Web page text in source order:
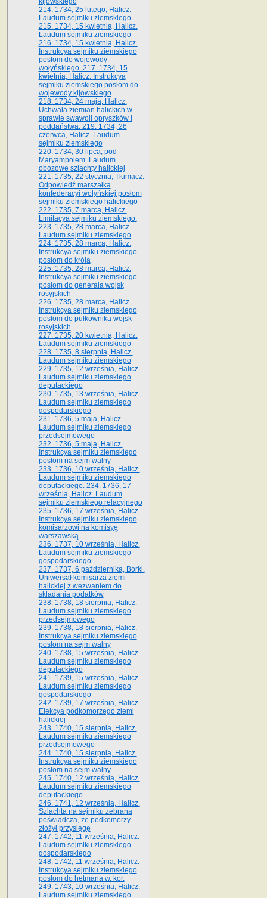
214. 1734, 25 lutego, Halicz.
Laudum sejmiku ziemskiego.
215. 1734, 15 kwietnia, Halicz.
Laudum sejmiku ziemskiego
216. 1734, 15 kwietnia, Halicz.
Instrukcya sejmiku ziemskiego
posłom do wojewody
wołyńskiego. 217. 1734, 15
kwietnia, Halicz. Instrukcya
sejmiku ziemskiego posłom do
wojewody kijowskiego
218. 1734, 24 maja, Halicz.
Uchwała ziemian halickich w
sprawie swawoli opryszków i
poddaństwa. 219. 1734, 26
czerwca, Halicz. Laudum
sejmiku ziemskiego
220. 1734, 30 lipca, pod
Maryampolem. Laudum
obozowe szlachty halickiej
221. 1735, 22 stycznia, Tłumacz.
Odpowiedź marszałka
konfederacyi wołyńskiej posłom
sejmiku ziemskiego halickiego
222. 1735, 7 marca, Halicz.
Limitacya sejmiku ziemskiego.
223. 1735, 28 marca, Halicz.
Laudum sejmiku ziemskiego
224. 1735, 28 marca, Halicz.
Instrukcya sejmiku ziemskiego
posłom do króla
225. 1735, 28 marca, Halicz.
Instrukcya sejmiku ziemskiego
posłom do generała wojsk
rosyjskich
226. 1735, 28 marca, Halicz.
Instrukcya sejmiku ziemskiego
posłom do pułkownika wojsk
rosyjskich
227. 1735, 20 kwietnia, Halicz.
Laudum sejmiku ziemskiego
228. 1735, 8 sierpnia, Halicz.
Laudum sejmiku ziemskiego
229. 1735, 12 września, Halicz.
Laudum sejmiku ziemskiego
deputackiego
230. 1735, 13 września, Halicz.
Laudum sejmiku ziemskiego
gospodarskiego
231. 1736, 5 maja, Halicz.
Laudum sejmiku ziemskiego
przedsejmowego
232. 1736, 5 maja, Halicz.
Instrukcya sejmiku ziemskiego
posłom na sejm walny
233. 1736, 10 września, Halicz.
Laudum sejmiku ziemskiego
deputackiego. 234. 1736, 17
września, Halicz. Laudum
sejmiku ziemskiego relacyjnego
235. 1736, 17 września, Halicz.
Instrukcya sejmiku ziemskiego
komisarzowi na komisyę
warszawską
236. 1737, 10 września, Halicz.
Laudum sejmiku ziemskiego
gospodarskiego
237. 1737, 6 października, Borki.
Uniwersał komisarza ziemi
halickiej z wezwaniem do
składania podatków
238. 1738, 18 sierpnia, Halicz.
Laudum sejmiku ziemskiego
przedsejmowego
239. 1738, 18 sierpnia, Halicz.
Instrukcya sejmiku ziemskiego
posłom na sejm walny
240. 1738, 15 września, Halicz.
Laudum sejmiku ziemskiego
deputackiego
241. 1739, 15 września, Halicz.
Laudum sejmiku ziemskiego
gospodarskiego
242. 1739, 17 września, Halicz.
Elekcya podkomorzego ziemi
halickiej
243. 1740, 15 sierpnia, Halicz.
Laudum sejmiku ziemskiego
przedsejmowego
244. 1740, 15 sierpnia, Halicz.
Instrukcya sejmiku ziemskiego
posłom na sejm walny
245. 1740, 12 września, Halicz.
Laudum sejmiku ziemskiego
deputackiego
246. 1741, 12 września, Halicz.
Szlachta na sejmiku zebrana
poświadcza, że podkomorzy
złożył przysięgę
247. 1742, 11 września, Halicz.
Laudum sejmiku ziemskiego
gospodarskiego
248. 1742, 11 września, Halicz.
Instrukcya sejmiku ziemskiego
posłom do hetmana w. kor.
249. 1743, 10 września, Halicz.
Laudum sejmiku ziemskiego